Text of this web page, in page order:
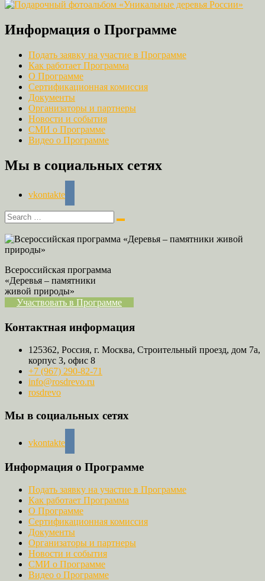
Информация о Программе
Подать заявку на участие в Программе
Как работает Программа
О Программе
Сертификационная комиссия
Документы
Организаторы и партнеры
Новости и события
СМИ о Программе
Видео о Программе
Мы в социальных сетях
vkontakte
Всероссийская программа
«Деревья – памятники
живой природы»
Участвовать в Программе
Контактная информация
125362, Россия, г. Москва, Строительный проезд, дом 7а,
корпус 3, офис 8
+7 (967) 290-82-71
info@rosdrevo.ru
rosdrevo
Мы в социальных сетях
vkontakte
Информация о Программе
Подать заявку на участие в Программе
Как работает Программа
О Программе
Сертификационная комиссия
Документы
Организаторы и партнеры
Новости и события
СМИ о Программе
Видео о Программе